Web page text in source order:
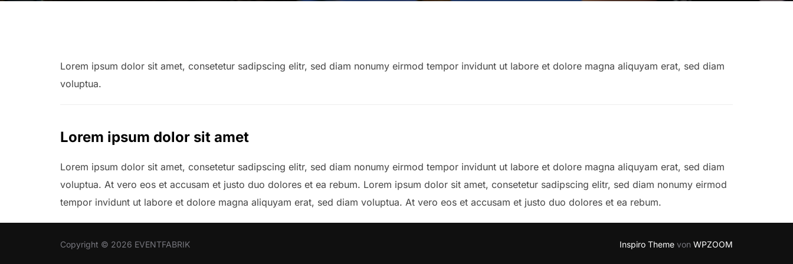
Lorem ipsum dolor sit amet, consetetur sadipscing elitr, sed diam nonumy eirmod tempor invidunt ut labore et dolore magna aliquyam erat, sed diam
voluptua.
Lorem ipsum dolor sit amet
Lorem ipsum dolor sit amet, consetetur sadipscing elitr, sed diam nonumy eirmod tempor invidunt ut labore et dolore magna aliquyam erat, sed diam
voluptua. At vero eos et accusam et justo duo dolores et ea rebum. Lorem ipsum dolor sit amet, consetetur sadipscing elitr, sed diam nonumy eirmod
tempor invidunt ut labore et dolore magna aliquyam erat, sed diam voluptua. At vero eos et accusam et justo duo dolores et ea rebum.
Copyright © 2026 EVENTFABRIK Inspiro Theme von WPZOOM